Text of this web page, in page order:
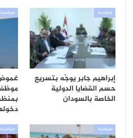
سياسية
إبراهيم جابر يوجّه بتسريع
حسم القضايا الدولية
الخاصة بالسودان
سياسية
سياسية سياسية